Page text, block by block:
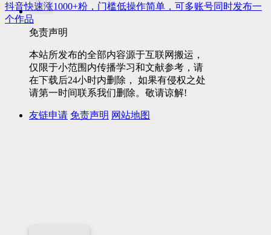
抖音快速涨1000+粉，门槛低操作简单，可多账号同时发布一
个作品
免责声明
本站所发布的全部内容源于互联网搬运，
仅限于小范围内传播学习和文献参考，请
在下载后24小时内删除， 如果有侵权之处
请第一时间联系我们删除。敬请谅解!
友链申请 免责声明 网站地图